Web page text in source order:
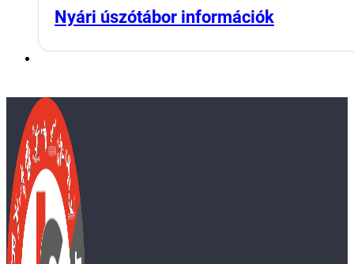
Nyári úszótábor információk